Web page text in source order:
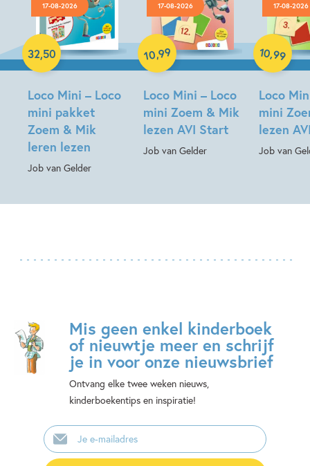
17-08-2026
Loco Mini – Loco
mini pakket
Zoem & Mik
leren lezen
Job van Gelder
32,50
Paperback
17-08-2026
Loco Mini – Loco
mini Zoem & Mik
lezen AVI Start
Job van Gelder
10,99
Paperback
17-08-2026
Loco
mini
lezen
Job van
10,99
Paperback
Mis geen enkel kinderboek
of nieuwtje meer en schrijf
je in voor onze nieuwsbrief
Ontvang elke twee weken nieuws,
kinderboekentips en inspiratie!
E-
mailadres